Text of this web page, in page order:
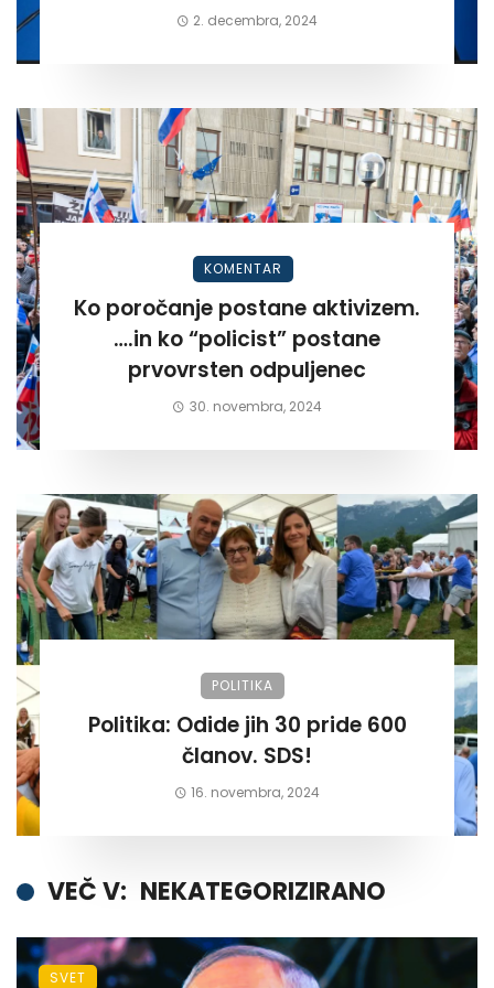
2. decembra, 2024
KOMENTAR
Ko poročanje postane aktivizem.
….in ko “policist” postane
prvovrsten odpuljenec
30. novembra, 2024
POLITIKA
Politika: Odide jih 30 pride 600
članov. SDS!
16. novembra, 2024
VEČ V: NEKATEGORIZIRANO
SVET